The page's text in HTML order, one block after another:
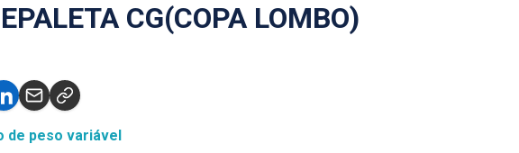
CG(COPA LOMBO)
de peso variável